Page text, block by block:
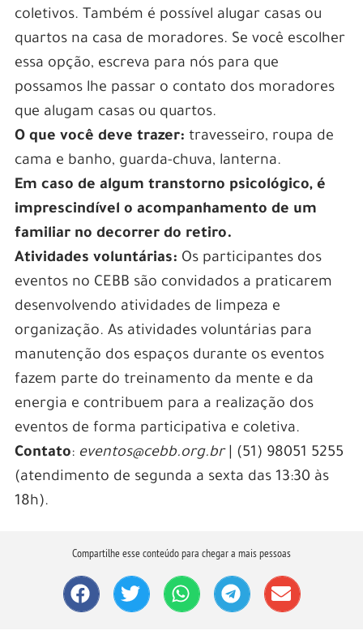
coletivos. Também é possível alugar casas ou
quartos na casa de moradores. Se você escolher
essa opção, escreva para nós para que
possamos lhe passar o contato dos moradores
que alugam casas ou quartos.
O que você deve trazer: travesseiro, roupa de
cama e banho, guarda-chuva, lanterna.
Em caso de algum transtorno psicológico, é
imprescindível o acompanhamento de um
familiar no decorrer do retiro.
Atividades voluntárias: Os participantes dos
eventos no CEBB são convidados a praticarem
desenvolvendo atividades de limpeza e
organização. As atividades voluntárias para
manutenção dos espaços durante os eventos
fazem parte do treinamento da mente e da
energia e contribuem para a realização dos
eventos de forma participativa e coletiva.
Contato: eventos@cebb.org.br| (51) 98051 5255
(atendimento de segunda a sexta das 13:30 às
18h).
Compartilhe esse conteúdo para chegar a mais pessoas